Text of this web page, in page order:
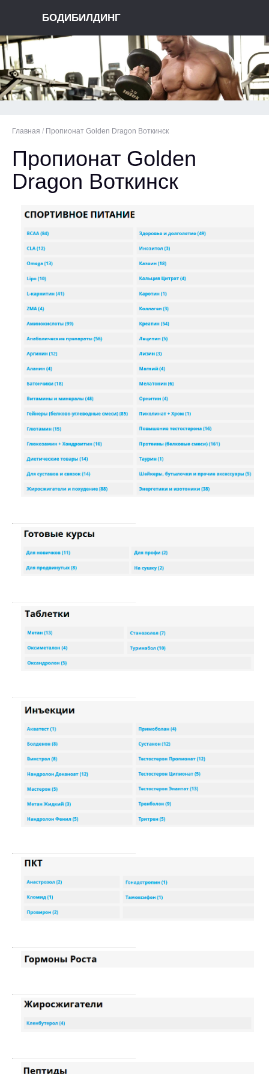
БОДИБИЛДИНГ
Главная / Пропионат Golden Dragon Воткинск
Пропионат Golden
Dragon Воткинск